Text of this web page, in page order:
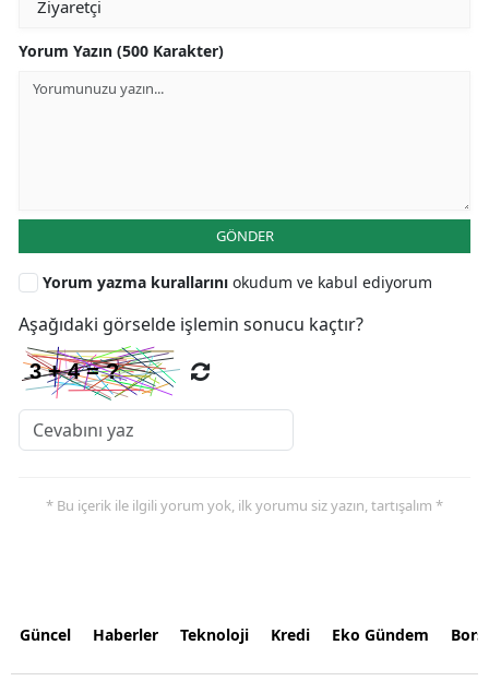
Yorum Yazın (500 Karakter)
GÖNDER
Yorum yazma kurallarını okudum ve kabul ediyorum
Aşağıdaki görselde işlemin sonucu kaçtır?
* Bu içerik ile ilgili yorum yok, ilk yorumu siz yazın, tartışalım *
Güncel Haberler Teknoloji Kredi Eko Gündem